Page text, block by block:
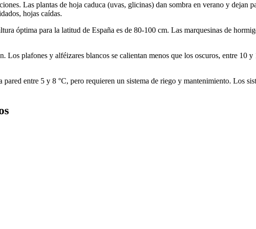
Las plantas de hoja caduca (uvas, glicinas) dan sombra en verano y dejan
hojas caídas.
óptima para la latitud de España es de 80-100 cm. Las marquesinas de
Los plafones y alféizares blancos se calientan menos que los oscuros, entre 10
entre 5 y 8 °C, pero requieren un sistema de riego y mantenimiento. Los